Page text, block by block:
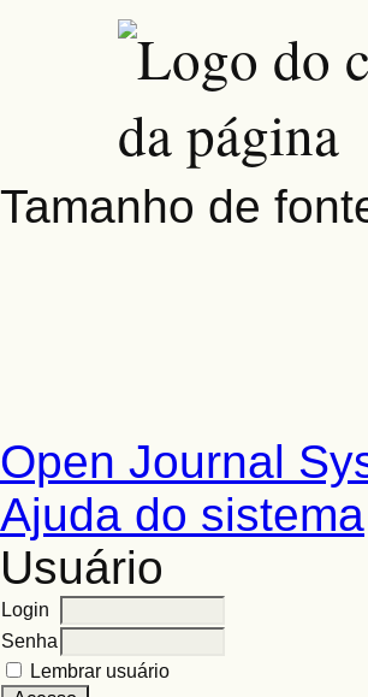
Tamanho de
Open Journal
Ajuda do sistema
Usuário
Login
Senha
Lembrar usuário